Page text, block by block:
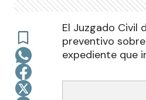
El Juzgado Civil
preventivo
expediente que